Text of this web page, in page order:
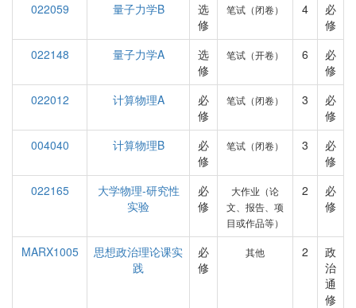
022059
量子力学B
选
修
笔试（闭卷） 4
必
修
022148
量子力学A
选
修
笔试（开卷） 6
必
修
022012
计算物理A
必
修
笔试（闭卷） 3
必
修
004040
计算物理B
必
修
笔试（闭卷） 3
必
修
022165
大学物理-研究性
实验
必
修
大作业（论
文、报告、项
目或作品等）
2
必
修
MARX1005
思想政治理论课实
践
必
修
其他 2
政
治
通
修